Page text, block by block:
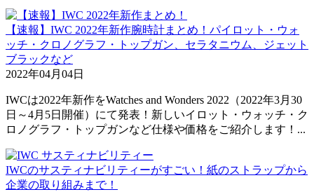
【速報】IWC 2022年新作腕時計まとめ！パイロット・ウォ
ッチ・クロノグラフ・トップガン、セラタニウム、ジェット
ブラックなど
2022年04月04日
IWCは2022年新作をWatches and Wonders 2022（2022年3月30
日～4月5日開催）にて発表！新しいイロット・ウォッチ・ク
ロノグラフ・トップガンなど仕様や価格をご紹介します！...
IWCのサスティナビリティーがすごい！紙のストラップから
企業の取り組みまで！